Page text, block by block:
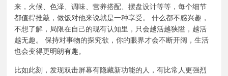
来，火候、色泽、调味、营养搭配、摆盘设计等等，每个细节
都值得推敲，做饭对他来说就是一种享受。 什么都不感兴趣，
不想了解，局限在自己的现有认知里，只会越活越狭隘，越活
越无趣。 保持对事物的探究欲，你的眼界才会不断开阔，生活
也会变得更明朗有趣。
比如此刻，发现双击屏幕有隐藏新功能的人，有比常人更强烈